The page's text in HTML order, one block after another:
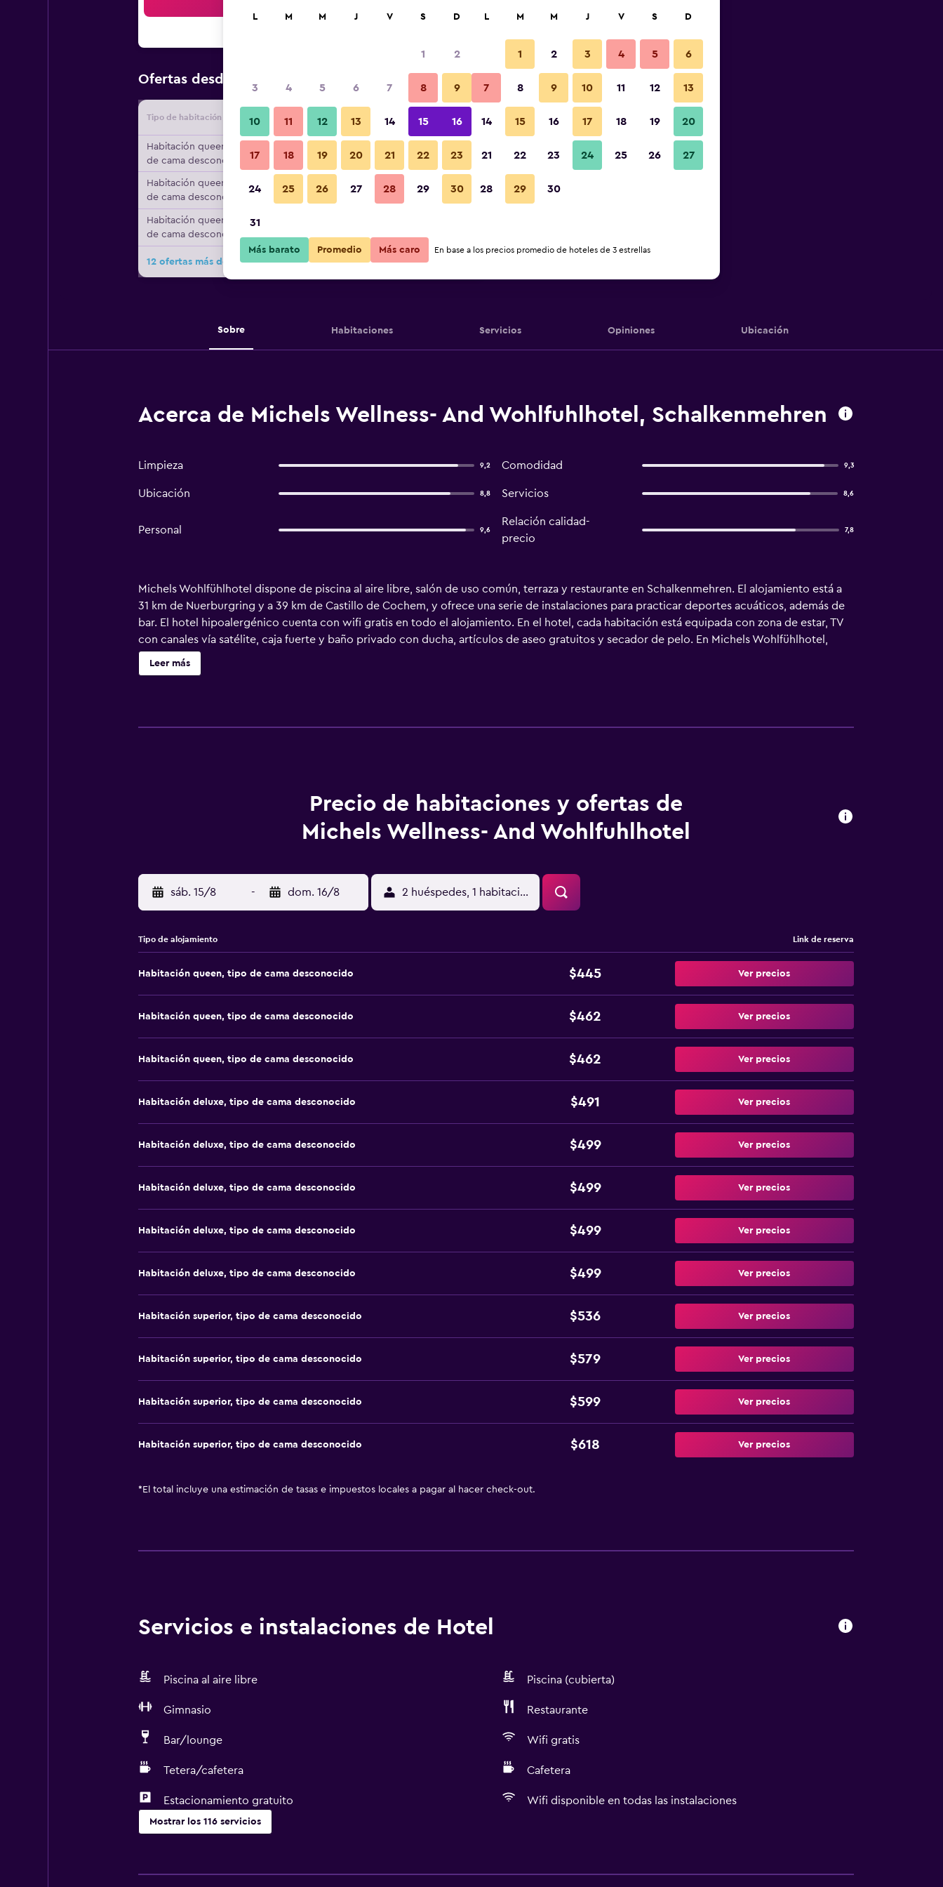
Ofertas desde Oferta más barata de precio por noche
Tipo de habitación Proveedor Total noche
Habitación queen, tipo
de cama desconocido
$445 Ver oferta
Habitación queen, tipo
de cama desconocido
$462 Ver oferta
Habitación queen, tipo
de cama desconocido
12 ofertas más de Michels Wellness- And Wohlfuhlhotel
Sobre Habitaciones Servicios Opiniones Ubicación
Acerca de Michels Wellness- And Wohlfuhlhotel, Schalkenmehren
Limpieza 9,2 Comodidad 9,3
Ubicación 8,8 Servicios 8,6
Personal 9,6
Relación calidad-
precio
7,8
Michels Wohlfühlhotel dispone de piscina al aire libre, salón de uso común, terraza y restaurante en Schalkenmehren. El alojamiento está a
31 km de Nuerburgring y a 39 km de Castillo de Cochem, y ofrece una serie de instalaciones para practicar deportes acuáticos, además de
bar. El hotel hipoalergénico cuenta con wifi gratis en todo el alojamiento. En el hotel, cada habitación está equipada con zona de estar, TV
con canales vía satélite, caja fuerte y baño privado con ducha, artículos de aseo gratuitos y secador de pelo. En Michels Wohlfühlhotel,
cada habitación tiene ropa de cama y toallas. El desayuno está disponible e incluye opciones buffet, continentales o vegetarianas. La
clientela puede relajarse en el centro de spa y bienestar, que cuenta con piscina cubierta, centro de fitness y sauna, o en el jardín, equipado
Leer más
Precio de habitaciones y ofertas de
Michels Wellness- And Wohlfuhlhotel
sáb. 15/8 - dom. 16/8 2 huéspedes, 1 habitación
Tipo de alojamiento Link de reserva
Habitación queen, tipo de cama desconocido $445 Ver precios
Habitación queen, tipo de cama desconocido $462 Ver precios
Habitación queen, tipo de cama desconocido $462 Ver precios
Habitación deluxe, tipo de cama desconocido $491 Ver precios
Habitación deluxe, tipo de cama desconocido $499 Ver precios
Habitación deluxe, tipo de cama desconocido $499 Ver precios
Habitación deluxe, tipo de cama desconocido $499 Ver precios
Habitación deluxe, tipo de cama desconocido $499 Ver precios
Habitación superior, tipo de cama desconocido $536 Ver precios
Habitación superior, tipo de cama desconocido $579 Ver precios
Habitación superior, tipo de cama desconocido $599 Ver precios
Habitación superior, tipo de cama desconocido $618 Ver precios
* El total incluye una estimación de tasas e impuestos locales a pagar al hacer check-out.
Servicios e instalaciones de Hotel
Piscina al aire libre Piscina (cubierta)
Gimnasio Restaurante
Bar/lounge Wifi gratis
Tetera/cafetera Cafetera
Estacionamiento gratuito Wifi disponible en todas las instalaciones
Mostrar los 116 servicios
Dispositivo hotspot móvil
Hipoalergénico
L M M J V S D
1 2
3 4 5 6 7 8 9
10 11 12 13 14 15 16
17 18 19 20 21 22 23
24 25 26 27 28 29 30
31
L M M J V S D
1 2 3 4 5 6
7 8 9 10 11 12 13
14 15 16 17 18 19 20
21 22 23 24 25 26 27
28 29 30
Más barato Promedio Más caro En base a los precios promedio de hoteles de 3 estrellas